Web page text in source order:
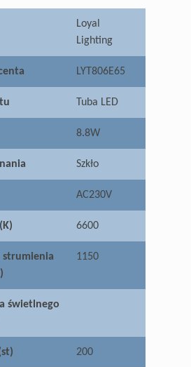
Loyal
Lighting
LYT806E65
Tuba LED
8.8W
Szkło
AC230V
6600
strumienia
1150
świetlnego
200